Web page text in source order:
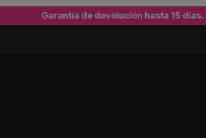
Garantía de devolución hasta 15 días.